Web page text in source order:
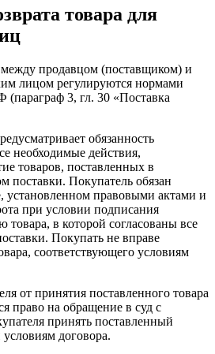
товара для
продавцом (поставщиком) и
лицом регулируются нормами
(параграф 3, гл. 30 «Поставка
обязанность
необходимые действия,
товаров, поставленных в
поставки. Покупатель обязан
установленном правовыми актами и
при условии подписания
в которой согласованы все
Покупать не вправе
соответствующего условиям
от принятия поставленного товара
право на обращение в суд с
принять поставленный
договора.